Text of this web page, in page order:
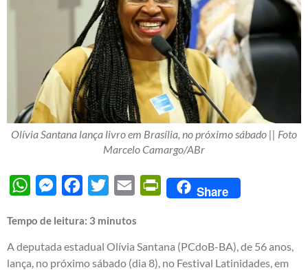
Olívia Santana lança livro em Brasília, no próximo sábado || Foto
Marcelo Camargo/ABr
WhatsAppMessengerFacebook
Twitter Email PrintFriendly
Share
Tempo de leitura: 3 minutos
A deputada estadual Olívia Santana (PCdoB-BA), de 56 anos,
lança, no próximo sábado (dia 8), no Festival Latinidades, em